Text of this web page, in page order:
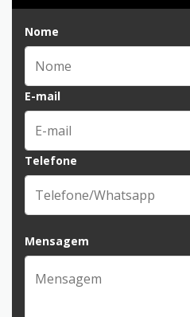
Nome
E-mail
Telefone
Mensagem